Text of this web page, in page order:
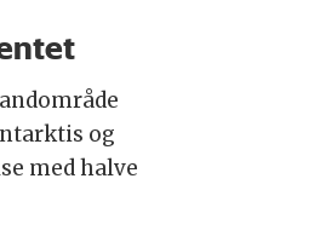
og
med halve